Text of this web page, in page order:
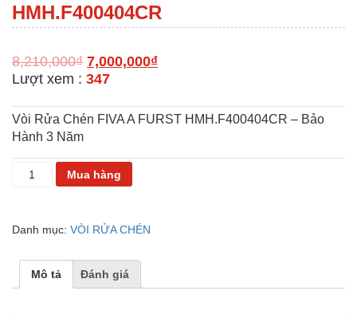
HMH.F400404CR
8,210,000₫ 7,000,000₫
Lượt xem : 347
Vòi Rửa Chén FIVA A FURST HMH.F400404CR – Bảo
Hành 3 Năm
VÒI
A
HMH.F400404CR
Mua hàng
Danh mục: VÒI RỬA CHÉN
Mô tả Đánh giá